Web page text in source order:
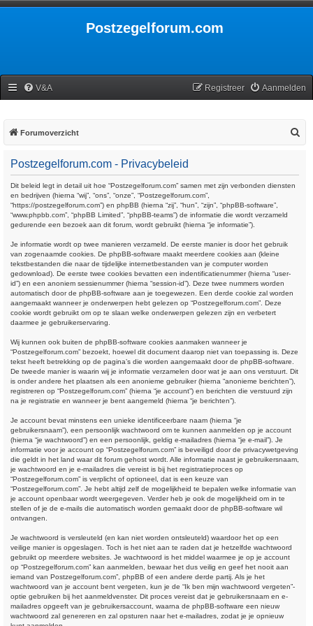
Postzegelforum.com
V&A Aanmelden
Registreer
Forumoverzicht
Postzegelforum.com - Privacybeleid
Dit beleid legt in detail uit hoe “Postzegelforum.com” samen met zijn verbonden diensten
en bedrijven (hierna “wij”, “ons”, “onze”, “Postzegelforum.com”,
“https://postzegelforum.com”) en phpBB (hierna “zij”, “hun”, “zijn”, “phpBB-software”,
“www.phpbb.com”, “phpBB Limited”, “phpBB-teams”) de informatie die wordt verzameld
gedurende een bezoek aan dit forum, wordt gebruikt (hierna “je informatie”).
Je informatie wordt op twee manieren verzameld. De eerste manier is door het gebruik
van zogenaamde cookies. De phpBB-software maakt meerdere cookies aan (kleine
tekstbestanden die naar de tijdelijke internetbestanden van je computer worden
gedownload). De eerste twee cookies bevatten een indentificatienummer (hierna “user-
id”) en een anoniem sessienummer (hierna “session-id”). Deze twee nummers worden
automatisch door de phpBB-software aan je toegewezen. Een derde cookie zal worden
aangemaakt wanneer je onderwerpen hebt gelezen op “Postzegelforum.com”. Deze
cookie wordt gebruikt om op te slaan welke onderwerpen gelezen zijn en verbetert
daarmee je gebruikerservaring.
Wij kunnen ook buiten de phpBB-software cookies aanmaken wanneer je
“Postzegelforum.com” bezoekt, hoewel dit document daarop niet van toepassing is. Deze
tekst heeft betrekking op de pagina’s die worden aangemaakt door de phpBB-software.
De tweede manier is waarin wij je informatie verzamelen door wat je aan ons verstuurt. Dit
is onder andere het plaatsen als een anonieme gebruiker (hierna “anonieme berichten”),
registreren op “Postzegelforum.com” (hierna “je account”) en berichten die verstuurd zijn
na je registratie en wanneer je bent aangemeld (hierna “je berichten”).
Je account bevat minstens een unieke identificeerbare naam (hierna “je
gebruikersnaam”), een persoonlijk wachtwoord om te kunnen aanmelden op je account
(hierna “je wachtwoord”) en een persoonlijk, geldig e-mailadres (hierna “je e-mail”). Je
informatie voor je account op “Postzegelforum.com” is beveiligd door de privacywetgeving
die geldt in het land waar dit forum gehost wordt. Alle informatie naast je gebruikersnaam,
je wachtwoord en je e-mailadres die vereist is bij het registratieproces op
“Postzegelforum.com” is verplicht of optioneel, dat is een keuze van
“Postzegelforum.com”. Je hebt altijd zelf de mogelijkheid te bepalen welke informatie van
je account openbaar wordt weergegeven. Verder heb je ook de mogelijkheid om in te
stellen of je de e-mails die automatisch worden gemaakt door de phpBB-software wil
ontvangen.
Je wachtwoord is versleuteld (en kan niet worden ontsleuteld) waardoor het op een
veilige manier is opgeslagen. Toch is het niet aan te raden dat je hetzelfde wachtwoord
gebruikt op meerdere websites. Je wachtwoord is het middel waarmee je op je account
op “Postzegelforum.com” kan aanmelden, bewaar het dus veilig en geef het nooit aan
iemand van Postzegelforum.com”, phpBB of een andere derde partij. Als je het
wachtwoord van je account bent vergeten, kun je de “Ik ben mijn wachtwoord vergeten”-
optie gebruiken bij het aanmeldvenster. Dit proces vereist dat je gebruikersnaam en e-
mailadres opgeeft van je gebruikersaccount, waarna de phpBB-software een nieuw
wachtwoord zal genereren en zal opsturen naar het e-mailadres, zodat je je opnieuw